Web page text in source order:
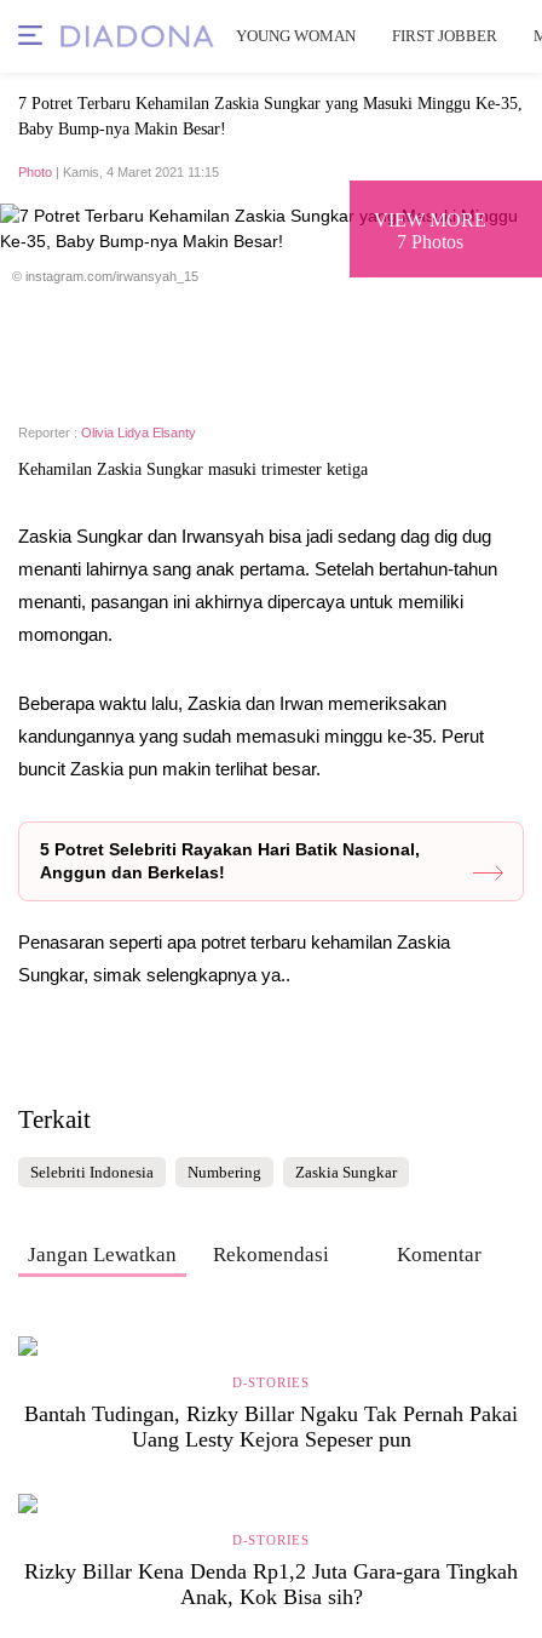
YOUNG WOMAN FIRST JOBBER
7 Potret Terbaru Kehamilan Zaskia Sungkar yang Masuki Minggu Ke-35,
Baby Bump-nya Makin Besar!
Photo | Kamis, 4 Maret 2021 11:15
VIEW MORE
7 Photos
© instagram.com/irwansyah_15
Reporter : Olivia Lidya Elsanty
Kehamilan Zaskia Sungkar masuki trimester ketiga
Zaskia Sungkar dan Irwansyah bisa jadi sedang dag dig dug
menanti lahirnya sang anak pertama. Setelah bertahun-tahun
menanti, pasangan ini akhirnya dipercaya untuk memiliki
momongan.
Beberapa waktu lalu, Zaskia dan Irwan memeriksakan
kandungannya yang sudah memasuki minggu ke-35. Perut
buncit Zaskia pun makin terlihat besar.
5 Potret Selebriti Rayakan Hari Batik Nasional,
Anggun dan Berkelas!
Penasaran seperti apa potret terbaru kehamilan Zaskia
Sungkar, simak selengkapnya ya..
Terkait
Selebriti Indonesia Numbering Zaskia Sungkar
Jangan Lewatkan Rekomendasi Komentar
D-STORIES
Bantah Tudingan, Rizky Billar Ngaku Tak Pernah Pakai
Uang Lesty Kejora Sepeser pun
D-STORIES
Rizky Billar Kena Denda Rp1,2 Juta Gara-gara Tingkah
Anak, Kok Bisa sih?